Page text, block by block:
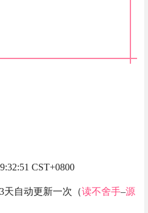
CST+0800
天自动更新一次（读不舍手–源